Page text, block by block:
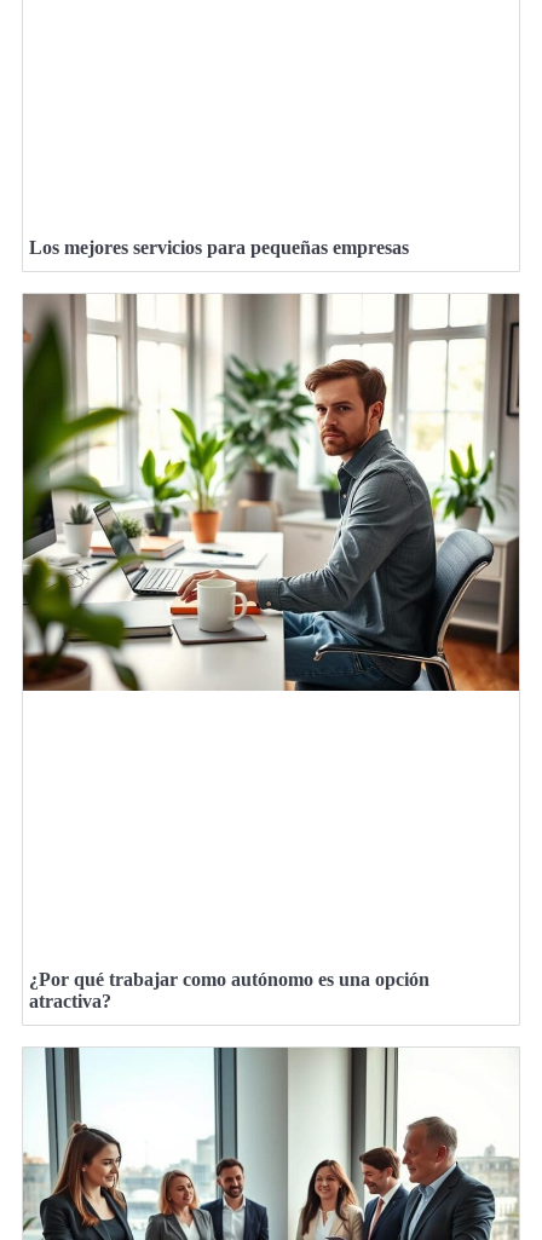
Los mejores servicios para pequeñas empresas
¿Por qué trabajar como autónomo es una opción
atractiva?